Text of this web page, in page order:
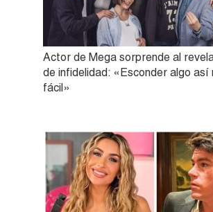
Actor de Mega sorprende al
de infidelidad: «Esconder algo así
fácil»